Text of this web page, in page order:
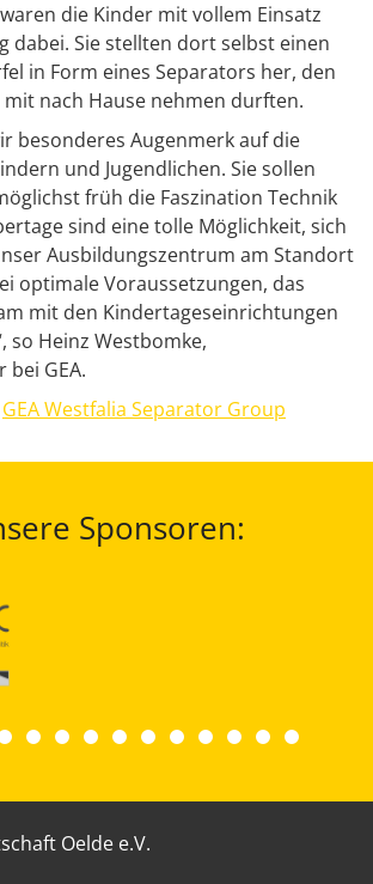
die Kinder mit vollem Einsatz
dabei. Sie stellten dort selbst einen
in Form eines Separators her, den
nach Hause nehmen durften.
besonderes Augenmerk auf die
und Jugendlichen. Sie sollen
früh die Faszination Technik
sind eine tolle Möglichkeit, sich
Ausbildungszentrum am Standort
optimale Voraussetzungen, das
mit den Kindertageseinrichtungen
so Heinz Westbomke,
GEA.
GEA Westfalia Separator Group
Sponsoren:
Oelde e.V.